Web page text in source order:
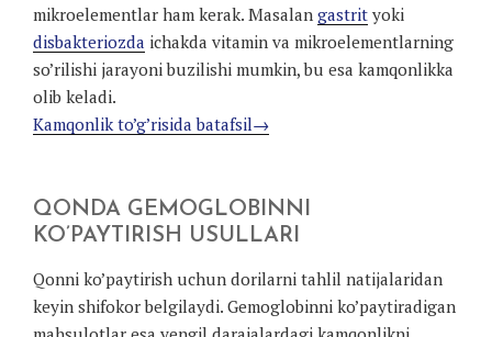
mikroelementlar ham kerak. Masalan gastrit yoki
disbakteriozda ichakda vitamin va mikroelementlarning
so’rilishi jarayoni buzilishi mumkin, bu esa kamqonlikka
olib keladi.
Kamqonlik to’g’risida batafsil→
QONDA GEMOGLOBINNI
KO’PAYTIRISH USULLARI
Qonni ko’paytirish uchun dorilarni tahlil natijalaridan
keyin shifokor belgilaydi. Gemoglobinni ko’paytiradigan